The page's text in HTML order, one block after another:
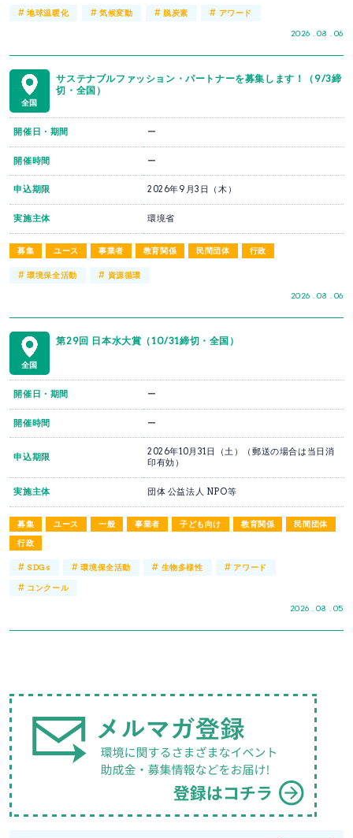
2026 . 08 . 06
#地球温暖化 # 気候変動 #脱炭素 # アワード
全国
サステナブルファッション・パートナーを募集します！（9/3締
切・全国）
募集 ユース 事業者 教育関係 民間団体 行政
2026 . 08 . 06
開催日・期間 ー
開催時間 ー
申込期限 2026年9月3日（木）
実施主体 環境省
#環境保全活動 # 資源循環
全国
第29回 日本水大賞（10/31締切・全国）
募集 ユース 一般 事業者 子ども向け 教育関係
民間団体
行政
2026 . 08 . 05
開催日・期間 ー
開催時間 ー
申込期限
2026年10月31日（土）（郵送の場合は当日消
印有効）
実施主体 団体 公益法人 NPO等
#SDGs #環境保全活動 # 生物多様性 # アワード
# コンクール